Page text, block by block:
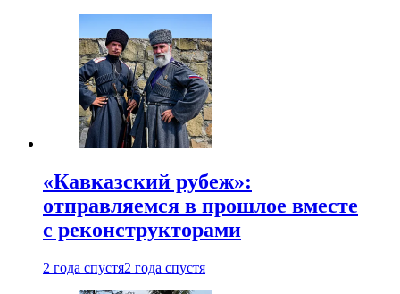
«Кавказский рубеж»:
отправляемся в прошлое вместе
с реконструкторами
2 года спустя2 года спустя